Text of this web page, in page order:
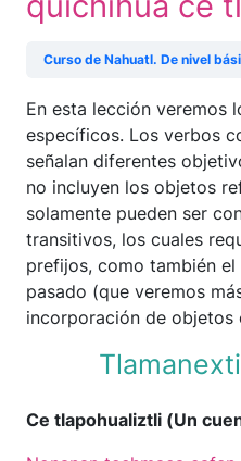
Curso de Nahuatl. De nivel
En esta lección veremos
específicos. Los verbos
señalan diferentes
no incluyen los objetos
solamente pueden ser
transitivos, los cuales
prefijos, como también
pasado (que veremos
incorporación de objetos
Ce tlapohualiztli (Un